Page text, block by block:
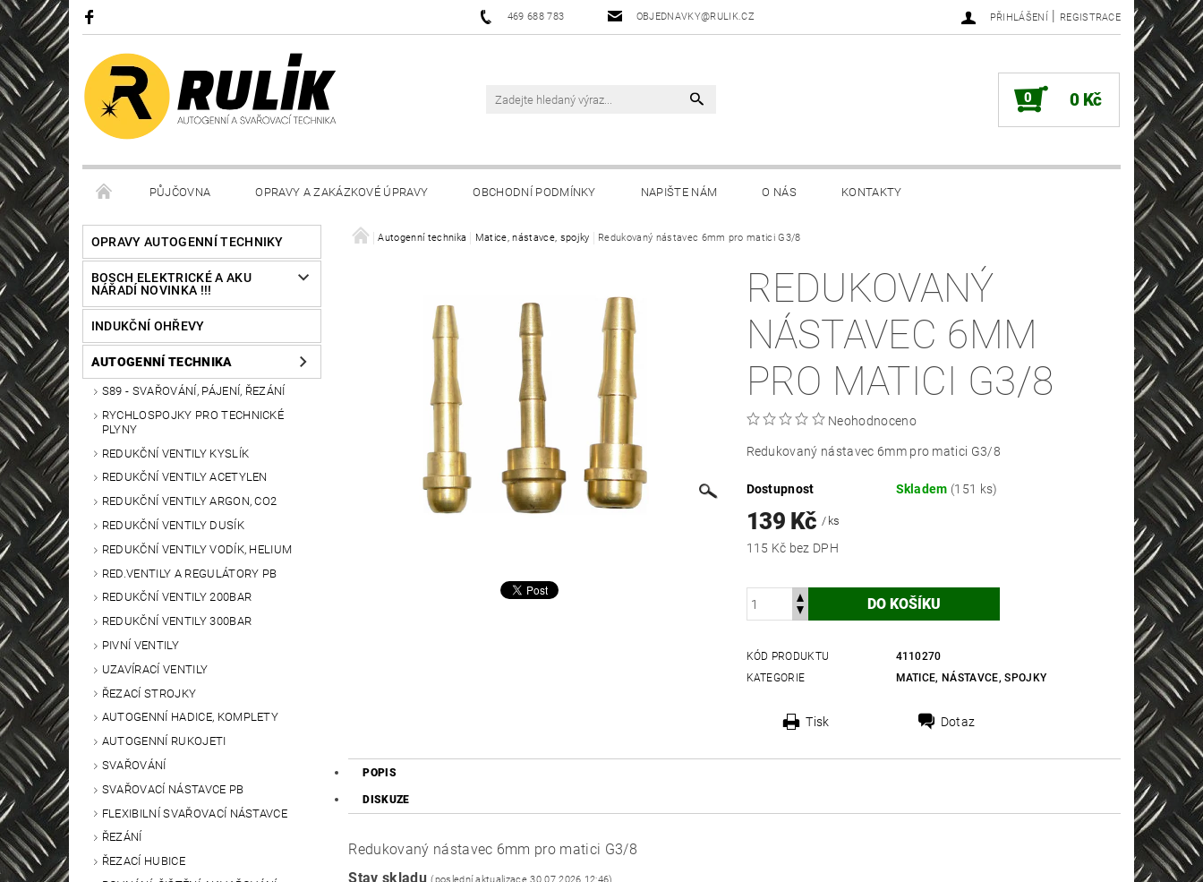
469 688 783 OBJEDNAVKY@RULIK.CZ PŘIHLÁŠENÍ | REGISTRACE
0 0 Kč
PŮJČOVNA OPRAVY A ZAKÁZKOVÉ ÚPRAVY OBCHODNÍ PODMÍNKY NAPIŠTE NÁM O NÁS KONTAKTY
OPRAVY AUTOGENNÍ TECHNIKY
BOSCH ELEKTRICKÉ A AKU
NÁŘADÍ NOVINKA !!!
INDUKČNÍ OHŘEVY
AUTOGENNÍ TECHNIKA
S89 - SVAŘOVÁNÍ, PÁJENÍ, ŘEZÁNÍ
RYCHLOSPOJKY PRO TECHNICKÉ
PLYNY
REDUKČNÍ VENTILY KYSLÍK
REDUKČNÍ VENTILY ACETYLEN
REDUKČNÍ VENTILY ARGON, CO2
REDUKČNÍ VENTILY DUSÍK
REDUKČNÍ VENTILY VODÍK, HELIUM
RED.VENTILY A REGULÁTORY PB
REDUKČNÍ VENTILY 200BAR
REDUKČNÍ VENTILY 300BAR
PIVNÍ VENTILY
UZAVÍRACÍ VENTILY
ŘEZACÍ STROJKY
AUTOGENNÍ HADICE, KOMPLETY
AUTOGENNÍ RUKOJETI
SVAŘOVÁNÍ
SVAŘOVACÍ NÁSTAVCE PB
FLEXIBILNÍ SVAŘOVACÍ NÁSTAVCE
ŘEZÁNÍ
ŘEZACÍ HUBICE
Autogenní technika Matice, nástavce, spojky Redukovaný nástavec 6mm pro matici G3/8
REDUKOVANÝ
NÁSTAVEC 6MM
PRO MATICI G3/8
Neohodnoceno
Redukovaný nástavec 6mm pro matici G3/8
Dostupnost Skladem (151 ks)
139 Kč/ ks
115 Kč bez DPH
KÓD PRODUKTU
4110270
KATEGORIE
MATICE, NÁSTAVCE, SPOJKY
Tisk Dotaz
POPIS
DISKUZE
Redukovaný nástavec 6mm pro matici G3/8
Stav skladu